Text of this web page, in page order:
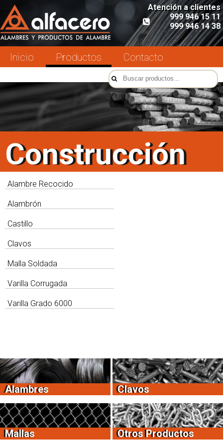
Atención a clientes
999 946 15 11
999 946 14 38
Inicio Productos Contacto
Construcción
Alambre Recocido
Alambrón
Castillo
Clavos
Malla Soldada
Varilla Corrugada
Varilla Grado 6000
Alambres Clavos
Mallas Otros Productos